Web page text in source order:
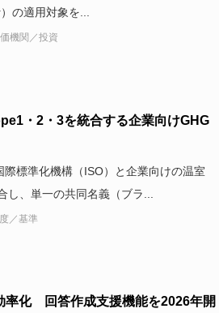
の適用対象を...
機関／投資
・2・3を統合する企業向けGHG
標準化機構（ISO）と企業向けの温室
、単一の共同名義（ブラ...
／基準
率化 回答作成支援機能を2026年開